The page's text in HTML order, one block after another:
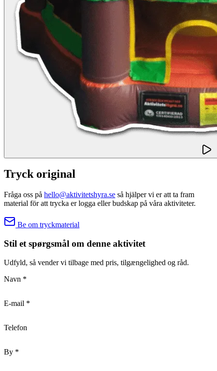
Tryck original
Fråga oss på hello@aktivitetshyra.se så hjälper vi er att ta fram
material för att trycka er logga eller budskap på våra aktiviteter.
Be om tryckmaterial
Stil et spørgsmål om denne aktivitet
Udfyld, så vender vi tilbage med pris, tilgængelighed og råd.
Navn *
E-mail *
Telefon
By *